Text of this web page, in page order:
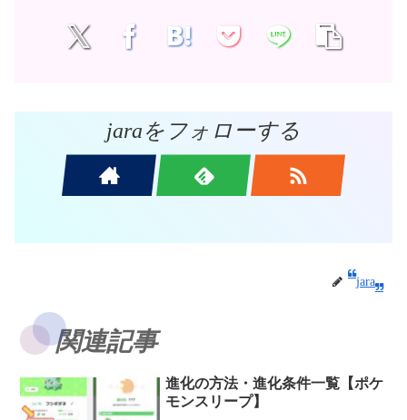
jaraをフォローする
jara
関連記事
進化の方法・進化条件一覧【ポケ
モンスリープ】